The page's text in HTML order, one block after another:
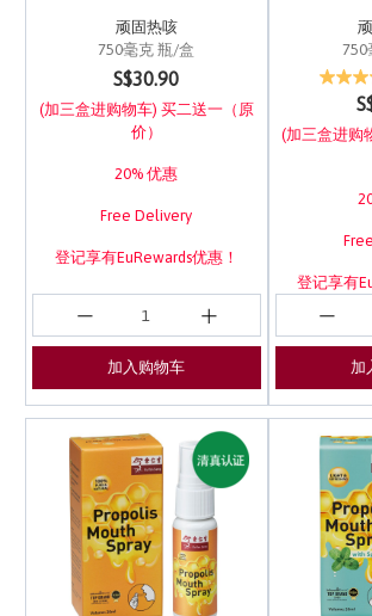
顽固热咳
750毫克 瓶/盒
3.6 out of 5 Customer Rating
S$30.90
(加三盒进购物车) 买二送一（原
价）
20% 优惠
Free Delivery
登记享有EuRewards优惠！
加入购物车
750
(加三盒进购
登记享有
加